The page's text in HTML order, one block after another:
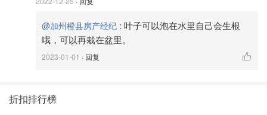
@加州橙县房产经纪 : 叶子可以泡在水里自己会生根
哦，可以再栽在盆里。
2023-01-01 · 回复
折扣排行榜